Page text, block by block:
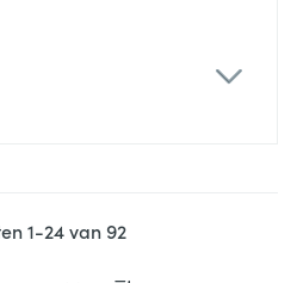
1-24van92